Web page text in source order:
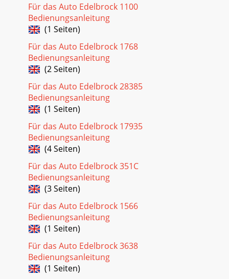
Für das Auto Edelbrock 1100
Bedienungsanleitung
(1 Seiten)
Für das Auto Edelbrock 1768
Bedienungsanleitung
(2 Seiten)
Für das Auto Edelbrock 28385
Bedienungsanleitung
(1 Seiten)
Für das Auto Edelbrock 17935
Bedienungsanleitung
(4 Seiten)
Für das Auto Edelbrock 351C
Bedienungsanleitung
(3 Seiten)
Für das Auto Edelbrock 1566
Bedienungsanleitung
(1 Seiten)
Für das Auto Edelbrock 3638
Bedienungsanleitung
(1 Seiten)